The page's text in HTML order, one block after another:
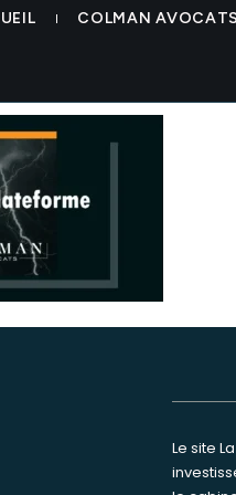
COLMAN AVOCATS
Le site
Nous